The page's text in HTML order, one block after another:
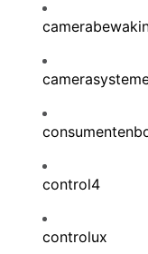
control4
controlux